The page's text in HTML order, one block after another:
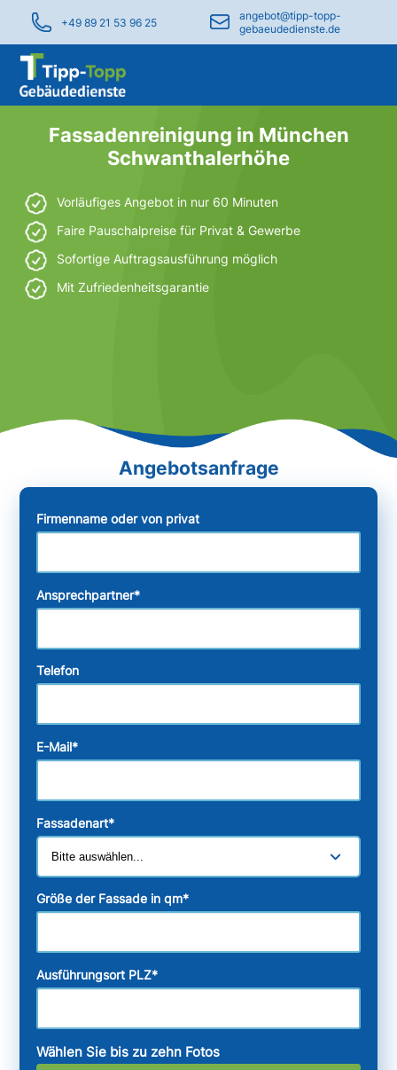
+49 89 21 53 96 25
angebot@tipp-topp-
gebaeudedienste.de
Fassadenreinigung in München
Schwanthalerhöhe
Vorläufiges Angebot in nur 60 Minuten
Faire Pauschalpreise für Privat & Gewerbe
Sofortige Auftragsausführung möglich
Mit Zufriedenheitsgarantie
Firmenname oder von privat
Ansprechpartner*
Telefon
E-Mail*
Fassadenart*
Größe der Fassade in qm*
Ausführungsort PLZ*
Wählen Sie bis zu zehn Fotos